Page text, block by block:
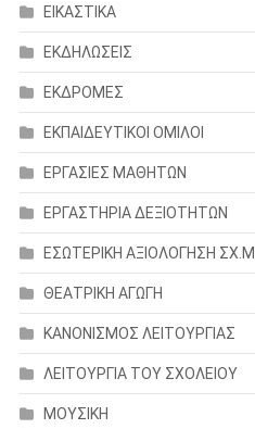
ΕΙΚΑΣΤΙΚΑ
ΕΚΔΗΛΩΣΕΙΣ
ΕΚΔΡΟΜΕΣ
ΕΚΠΑΙΔΕΥΤΙΚΟΙ ΟΜΙΛΟΙ
ΕΡΓΑΣΙΕΣ ΜΑΘΗΤΩΝ
ΕΡΓΑΣΤΗΡΙΑ ΔΕΞΙΟΤΗΤΩΝ
ΕΣΩΤΕΡΙΚΗ ΑΞΙΟΛΟΓΗΣΗ
ΘΕΑΤΡΙΚΗ ΑΓΩΓΗ
ΚΑΝΟΝΙΣΜΟΣ ΛΕΙΤΟΥΡΓΙΑΣ
ΛΕΙΤΟΥΡΓΙΑ ΤΟΥ ΣΧΟΛΕΙΟΥ
ΜΟΥΣΙΚΗ